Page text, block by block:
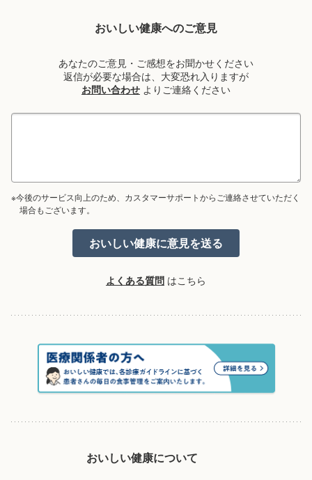
おいしい健康へのご意見
あなたのご意見・ご感想をお聞かせください
返信が必要な場合は、大変恐れ入りますが
お問い合わせ よりご連絡ください
※今後のサービス向上のため、カスタマーサポートからご連絡させていただく
場合もございます。
よくある質問 はこちら
おいしい健康について